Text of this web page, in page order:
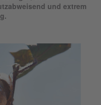
und extrem